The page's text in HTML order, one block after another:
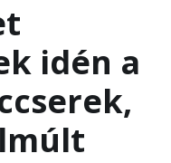
idén a